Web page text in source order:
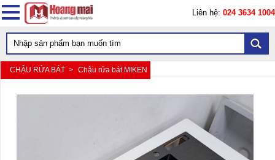
Liên hệ: 024 3634 1004
CHẬU RỬA BÁT > Chậu rửa bát MIKEN